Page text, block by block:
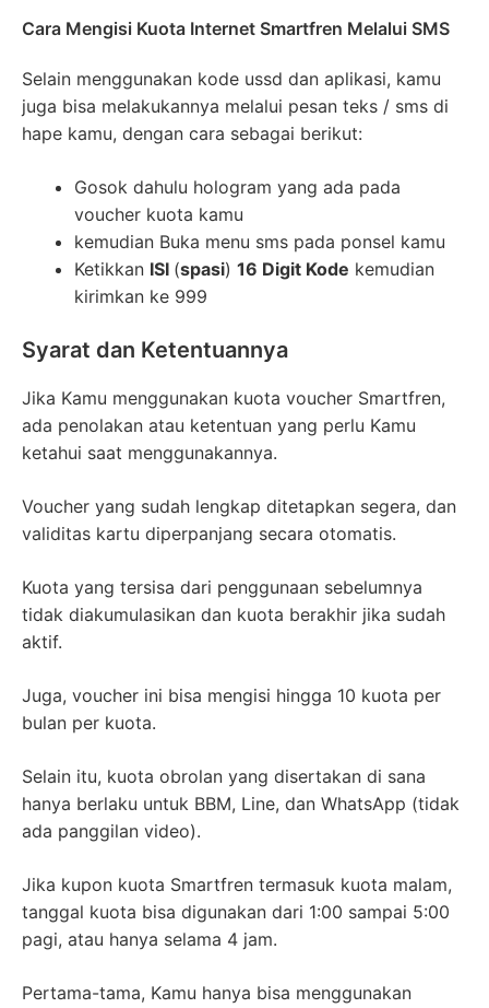
Cara Mengisi Kuota Internet Smartfren Melalui SMS
Selain menggunakan kode ussd dan aplikasi, kamu
juga bisa melakukannya melalui pesan teks / sms di
hape kamu, dengan cara sebagai berikut:
Gosok dahulu hologram yang ada pada
voucher kuota kamu
kemudian Buka menu sms pada ponsel kamu
Ketikkan ISI (spasi) 16 Digit Kode kemudian
kirimkan ke 999
Syarat dan Ketentuannya
Jika Kamu menggunakan kuota voucher Smartfren,
ada penolakan atau ketentuan yang perlu Kamu
ketahui saat menggunakannya.
Voucher yang sudah lengkap ditetapkan segera, dan
validitas kartu diperpanjang secara otomatis.
Kuota yang tersisa dari penggunaan sebelumnya
tidak diakumulasikan dan kuota berakhir jika sudah
aktif.
Juga, voucher ini bisa mengisi hingga 10 kuota per
bulan per kuota.
Selain itu, kuota obrolan yang disertakan di sana
hanya berlaku untuk BBM, Line, dan WhatsApp (tidak
ada panggilan video).
Jika kupon kuota Smartfren termasuk kuota malam,
tanggal kuota bisa digunakan dari 1:00 sampai 5:00
pagi, atau hanya selama 4 jam.
Pertama-tama, Kamu hanya bisa menggunakan